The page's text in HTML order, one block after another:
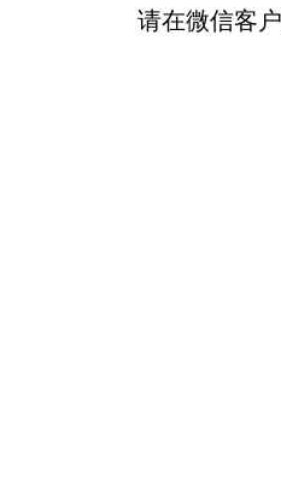
请在微信客